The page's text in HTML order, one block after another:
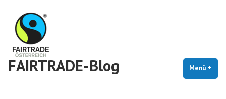
Inhalt
springen
FAIRTRADE-Blog Menü +